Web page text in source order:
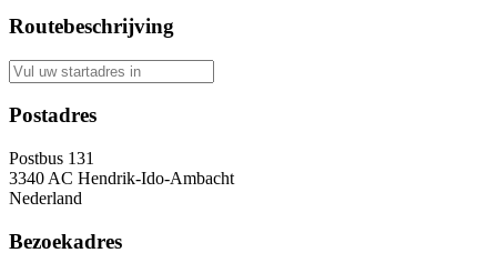
Routebeschrijving
Postadres
Postbus 131
3340 AC Hendrik-Ido-Ambacht
Nederland
Bezoekadres